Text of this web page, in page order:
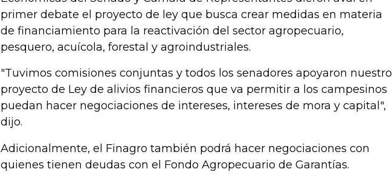
primer debate el proyecto de ley que busca crear medidas en materia
de financiamiento para la reactivación del sector agropecuario,
pesquero, acuícola, forestal y agroindustriales.
"Tuvimos comisiones conjuntas y todos los senadores apoyaron nuestro
proyecto de Ley de alivios financieros que va permitir a los campesinos
puedan hacer negociaciones de intereses, intereses de mora y capital",
dijo.
Adicionalmente, el Finagro también podrá hacer negociaciones con
quienes tienen deudas con el Fondo Agropecuario de Garantías.